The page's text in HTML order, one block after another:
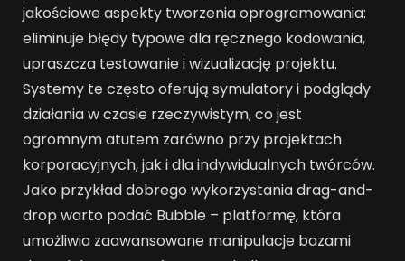
jakościowe aspekty tworzenia oprogramowania:
eliminuje błędy typowe dla ręcznego kodowania,
upraszcza testowanie i wizualizację projektu.
Systemy te często oferują symulatory i podglądy
działania w czasie rzeczywistym, co jest
ogromnym atutem zarówno przy projektach
korporacyjnych, jak i dla indywidualnych twórców.
Jako przykład dobrego wykorzystania drag-and-
drop warto podać Bubble – platformę, która
umożliwia zaawansowane manipulacje bazami